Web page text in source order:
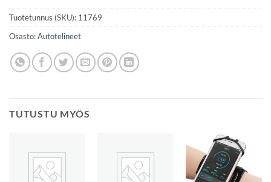
Tuotetunnus (SKU): 11769
Osasto:Autotelineet
TUTUSTU MYÖS